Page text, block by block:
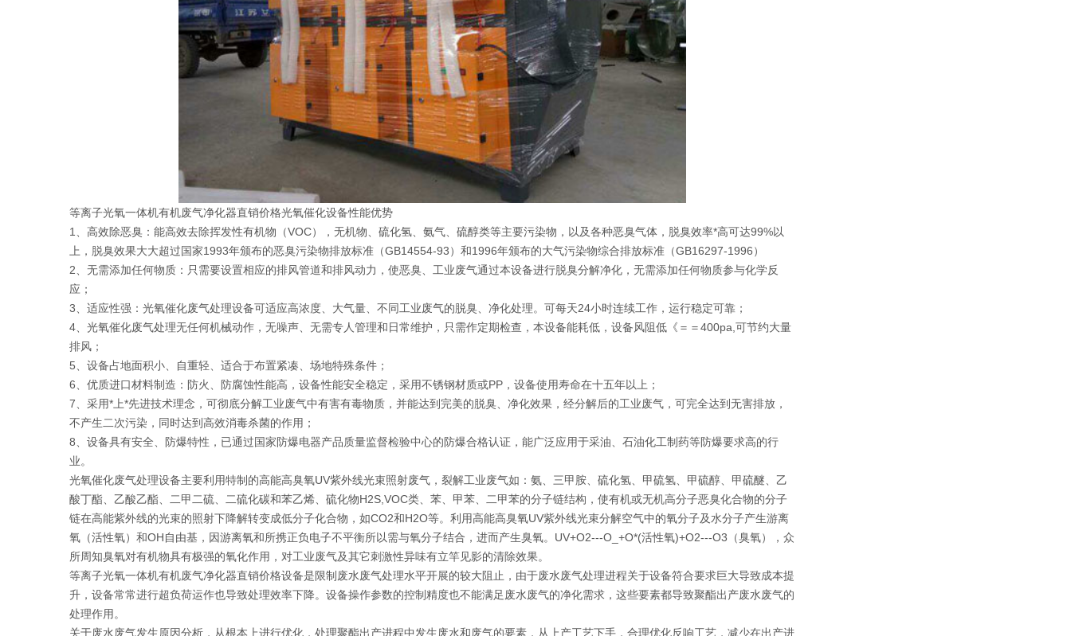
等离子光氧一体机有机废气净化器直销价格光氧催化设备性能优势
1、高效除恶臭：能高效去除挥发性有机物（VOC），无机物、硫化氢、氨气、硫醇类等主要污染物，以及各种恶臭气体，脱臭效率*高可达99%以
上，脱臭效果大大超过国家1993年颁布的恶臭污染物排放标准（GB14554-93）和1996年颁布的大气污染物综合排放标准（GB16297-1996）
2、无需添加任何物质：只需要设置相应的排风管道和排风动力，使恶臭、工业废气通过本设备进行脱臭分解净化，无需添加任何物质参与化学反
应；
3、适应性强：光氧催化废气处理设备可适应高浓度、大气量、不同工业废气的脱臭、净化处理。可每天24小时连续工作，运行稳定可靠；
4、光氧催化废气处理无任何机械动作，无噪声、无需专人管理和日常维护，只需作定期检查，本设备能耗低，设备风阻低《＝＝400pa,可节约大量
排风；
5、设备占地面积小、自重轻、适合于布置紧凑、场地特殊条件；
6、优质进口材料制造：防火、防腐蚀性能高，设备性能安全稳定，采用不锈钢材质或PP，设备使用寿命在十五年以上；
7、采用*上*先进技术理念，可彻底分解工业废气中有害有毒物质，并能达到完美的脱臭、净化效果，经分解后的工业废气，可完全达到无害排放，
不产生二次污染，同时达到高效消毒杀菌的作用；
8、设备具有安全、防爆特性，已通过国家防爆电器产品质量监督检验中心的防爆合格认证，能广泛应用于采油、石油化工制药等防爆要求高的行
业。
光氧催化废气处理设备主要利用特制的高能高臭氧UV紫外线光束照射废气，裂解工业废气如：氨、三甲胺、硫化氢、甲硫氢、甲硫醇、甲硫醚、乙
酸丁酯、乙酸乙酯、二甲二硫、二硫化碳和苯乙烯、硫化物H2S,VOC类、苯、甲苯、二甲苯的分子链结构，使有机或无机高分子恶臭化合物的分子
链在高能紫外线的光束的照射下降解转变成低分子化合物，如CO2和H2O等。利用高能高臭氧UV紫外线光束分解空气中的氧分子及水分子产生游离
氧（活性氧）和OH自由基，因游离氧和所携正负电子不平衡所以需与氧分子结合，进而产生臭氧。UV+O2---O_+O*(活性氧)+O2---O3（臭氧），众
所周知臭氧对有机物具有极强的氧化作用，对工业废气及其它刺激性异味有立竿见影的清除效果。
等离子光氧一体机有机废气净化器直销价格设备是限制废水废气处理水平开展的较大阻止，由于废水废气处理进程关于设备符合要求巨大导致成本提
升，设备常常进行超负荷运作也导致处理效率下降。设备操作参数的控制精度也不能满足废水废气的净化需求，这些要素都导致聚酯出产废水废气的
处理作用。
关于废水废气发生原因分析，从根本上进行优化，处理聚酯出产进程中发生废水和废气的要素，从上产工艺下手，合理优化反响工艺，减少在出产进